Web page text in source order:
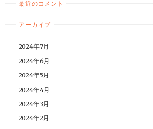
最近のコメント
アーカイブ
2024年7月
2024年6月
2024年5月
2024年4月
2024年3月
2024年2月